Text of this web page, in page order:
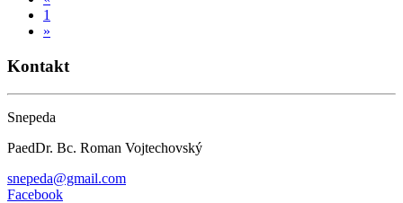
1
»
Kontakt
Snepeda
PaedDr. Bc. Roman Vojtechovský
snepeda@gmail.com
Facebook